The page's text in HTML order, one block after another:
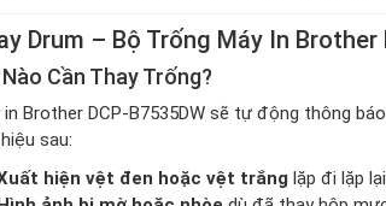
Drum – Bộ Trống Máy In Brother
Cần Thay Trống?
in Brother DCP-B7535DW sẽ tự động thông
sau:
hiện vệt đen hoặc vệt trắng lặp đi lặp